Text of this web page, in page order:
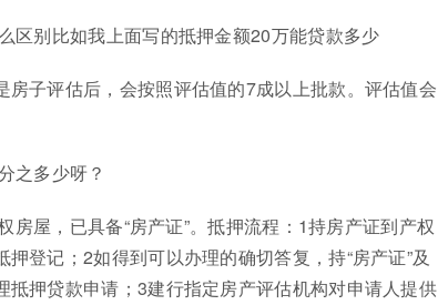
区别比如我上面写的抵押金额20万能贷款多少
子评估后，会按照评估值的7成以上批款。评估值会
之多少呀？
屋，已具备“房产证”。抵押流程：1持房产证到产权
登记；2如得到可以办理的确切答复，持“房产证”及
押贷款申请；3建行指定房产评估机构对申请人提供